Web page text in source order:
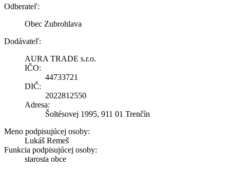
Odberateľ:
Obec Zubrohlava
Dodávateľ:
AURA TRADE s.r.o.
IČO:
44733721
DIČ:
2022812550
Adresa:
Šoltésovej 1995, 911 01 Trenčín
Meno podpisujúcej osoby:
Lukáš Remeš
Funkcia podpisujúcej osoby:
starosta obce